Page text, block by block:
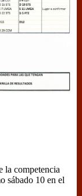
la competencia
sábado 10 en el